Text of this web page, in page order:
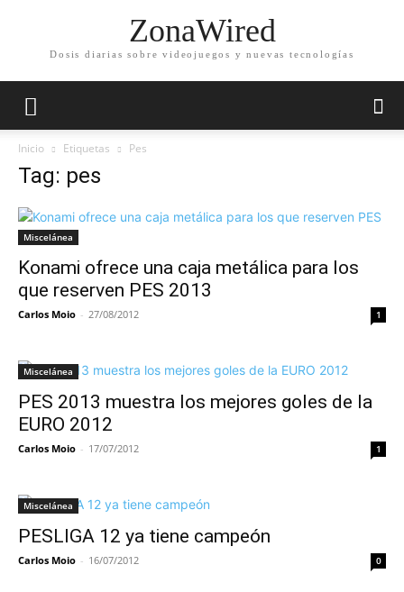
ZonaWired
Dosis diarias sobre videojuegos y nuevas tecnologías
Inicio Etiquetas Pes
Tag: pes
Miscelánea
Konami ofrece una caja metálica para los
que reserven PES 2013
Carlos Moio - 27/08/2012 1
Miscelánea
PES 2013 muestra los mejores goles de la
EURO 2012
Carlos Moio - 17/07/2012 1
Miscelánea
PESLIGA 12 ya tiene campeón
Carlos Moio - 16/07/2012 0